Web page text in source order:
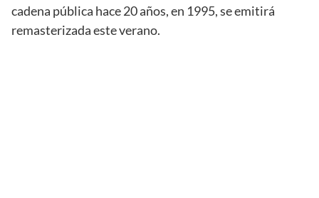
cadena pública hace 20 años, en 1995, se emitirá
remasterizada este verano.